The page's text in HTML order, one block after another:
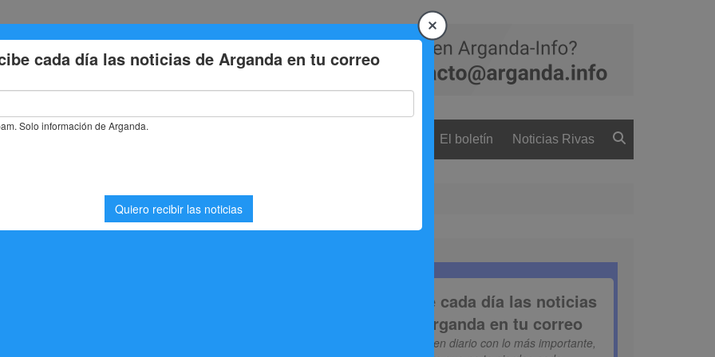
El boletín Noticias Rivas
Arganda un conductor con hachís durante un control de la Policía Local
conductor con
de la Policía Local